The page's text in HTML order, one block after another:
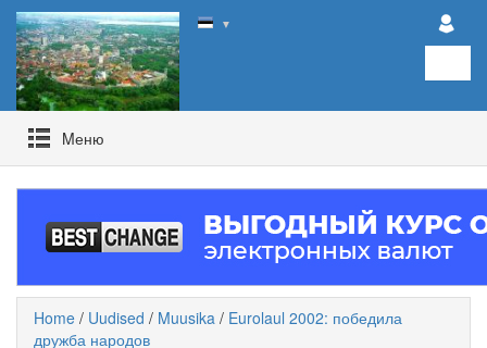
▼
Mеню
Home / Uudised / Muusika / Eurolaul 2002: победила
дружба народов